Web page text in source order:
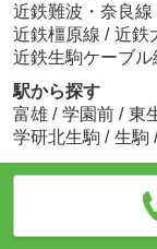
近鉄難波・奈良線
近鉄橿原線 / 近鉄
近鉄生駒ケーブル
駅から探す
富雄 / 学園前 / 東
学研北生駒 / 生駒 /